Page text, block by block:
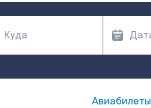
Авиабилеты